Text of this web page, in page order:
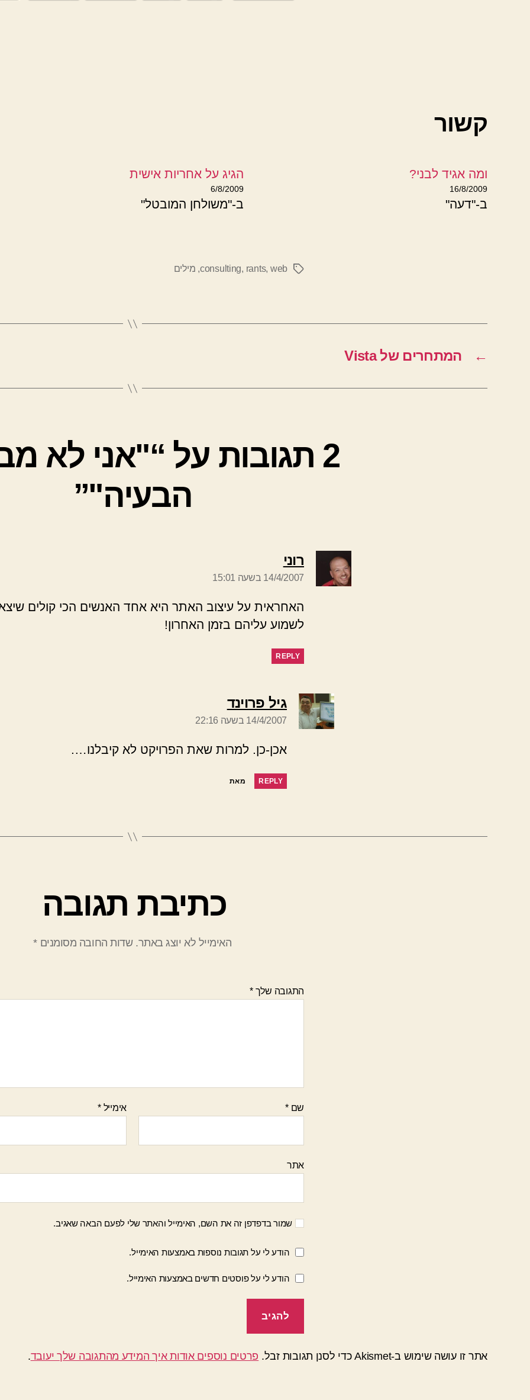
קשור
ומה אגיד לבני?
16/8/2009
ב-"דעה"
הגיג על אחריות אישית
6/8/2009
ב-"משולחן המובטל"
תגיות consulting, rants, web
, מילים
← המתחרים של Vista
2 תגובות על “"אני לא
הבעיה"”
רוני
14/4/2007 בשעה 15:01
האחראית על עיצוב האתר היא אחד האנשים הכי קולים
לשמוע עליהם בזמן האחרון!
REPLY
גיל פרוינדאומר:
14/4/2007 בשעה 22:16
אכן-כן. למרות שאת הפרויקט לא קיבלנו….
REPLY מאת
כתיבת תגובה
האימייל לא יוצג באתר. שדות החובה מסומנים*
התגובה שלך*
שם* אימייל*
אתר
שמור בדפדפן זה את השם, האימייל והאתר שלי לפעם הבאה שאגיב.
הודע לי על תגובות נוספות באמצעות האימייל.
הודע לי על פוסטים חדשים באמצעות האימייל.
אתר זו עושה שימוש ב-Akismet כדי לסנן תגובות זבל. פרטים נוספים אודות איך המידע מהתגובה שלך יעובד.